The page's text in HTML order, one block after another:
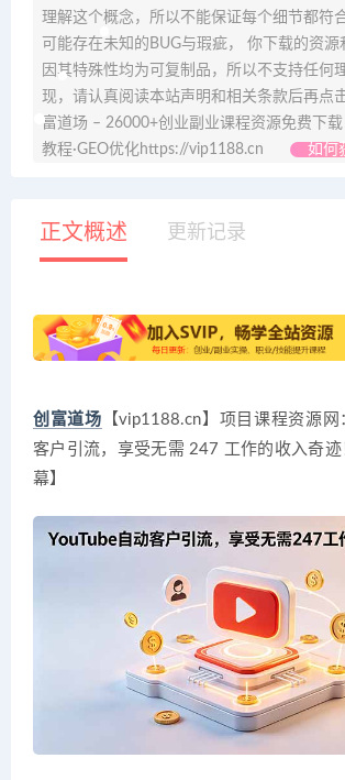
理解这个概念，所以不能保证每个细节都符
可能存在未知的BUG与瑕疵， 你下载的资
因其特殊性均为可复制品，所以不支持任何
现，请认真阅读本站声明和相关条款后再点
富道场 – 26000+创业副业课程资源免费下载
教程·GEO优化https://vip1188.cn
如何
正文概述 更新记录
创富道场 【vip1188.cn】项目课程资源网
客户引流，享受无需 247 工作的收入奇
幕】